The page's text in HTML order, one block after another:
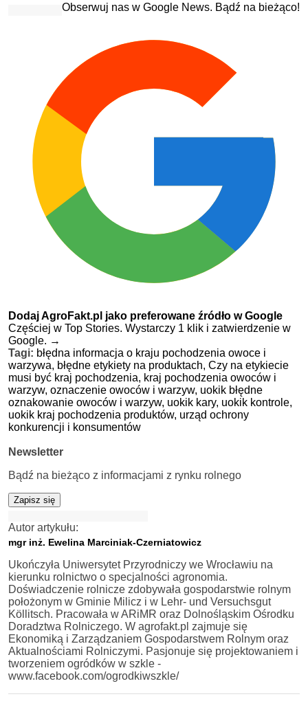
Obserwuj nas w Google News. Bądź na bieżąco!
Dodaj AgroFakt.pl jako preferowane źródło w Google
Częściej w Top Stories. Wystarczy 1 klik i zatwierdzenie w
Google. →
Tagi: błędna informacja o kraju pochodzenia owoce i
warzywa, błędne etykiety na produktach, Czy na etykiecie
musi być kraj pochodzenia, kraj pochodzenia owoców i
warzyw, oznaczenie owoców i warzyw, uokik błędne
oznakowanie owoców i warzyw, uokik kary, uokik kontrole,
uokik kraj pochodzenia produktów, urząd ochrony
konkurencji i konsumentów
Newsletter
Bądź na bieżąco z informacjami z rynku rolnego
Zapisz się
Autor artykułu:
mgr inż. Ewelina Marciniak-Czerniatowicz
Ukończyła Uniwersytet Przyrodniczy we Wrocławiu na
kierunku rolnictwo o specjalności agronomia.
Doświadczenie rolnicze zdobywała gospodarstwie rolnym
położonym w Gminie Milicz i w Lehr- und Versuchsgut
Köllitsch. Pracowała w ARiMR oraz Dolnośląskim Ośrodku
Doradztwa Rolniczego. W agrofakt.pl zajmuje się
Ekonomiką i Zarządzaniem Gospodarstwem Rolnym oraz
Aktualnościami Rolniczymi. Pasjonuje się projektowaniem i
tworzeniem ogródków w szkle -
www.facebook.com/ogrodkiwszkle/